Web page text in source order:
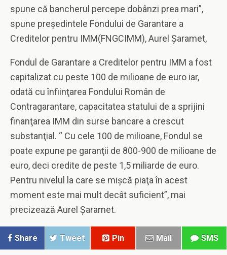
spune că bancherul percepe dobânzi prea mari”,
spune preşedintele Fondului de Garantare a
Creditelor pentru IMM(FNGCIMM), Aurel Şaramet,
Fondul de Garantare a Creditelor pentru IMM a fost
capitalizat cu peste 100 de milioane de euro iar,
odată cu înfiinţarea Fondului Român de
Contragarantare, capacitatea statului de a sprijini
finanţarea IMM din surse bancare a crescut
substanţial. “ Cu cele 100 de milioane, Fondul se
poate expune pe garanţii de 800-900 de milioane de
euro, deci credite de peste 1,5 miliarde de euro.
Pentru nivelul la care se mişcă piaţa în acest
moment este mai mult decât suficient”, mai
precizează Aurel Şaramet.
Share Tweet Pin Mail SMS